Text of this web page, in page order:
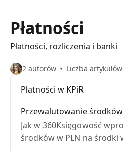
Płatności
Płatności, rozliczenia i banki
2 autorów Liczba
Płatności w KPiR
Przewalutowanie środków
Jak w 360Księgowość
środków w PLN na środki